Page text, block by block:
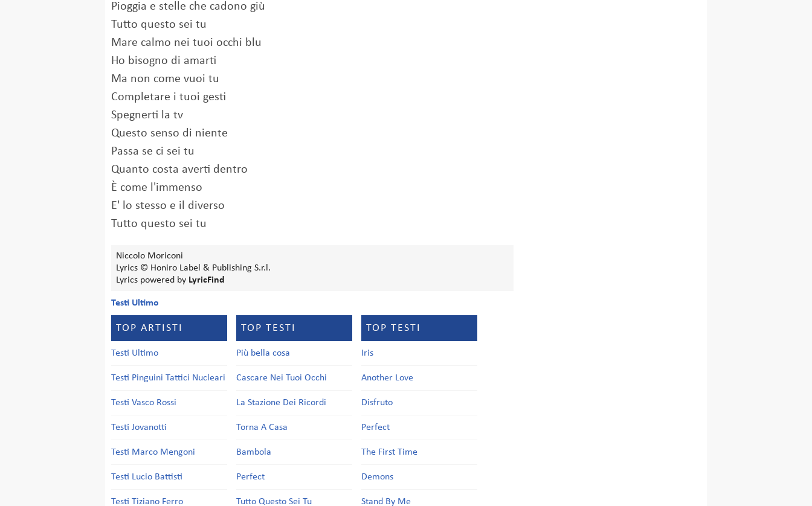
Pioggia e stelle che cadono giù
Tutto questo sei tu
Mare calmo nei tuoi occhi blu
Ho bisogno di amarti
Ma non come vuoi tu
Completare i tuoi gesti
Spegnerti la tv
Questo senso di niente
Passa se ci sei tu
Quanto costa averti dentro
È come l'immenso
E' lo stesso e il diverso
Tutto questo sei tu
Niccolo Moriconi
Lyrics © Honiro Label & Publishing S.r.l.
Lyrics powered by LyricFind
Testi Ultimo
TOP ARTISTI
Testi Ultimo
Testi Pinguini Tattici Nucleari
Testi Vasco Rossi
Testi Jovanotti
Testi Marco Mengoni
Testi Lucio Battisti
Testi Tiziano Ferro
TOP TESTI
Più bella cosa
Cascare Nei Tuoi Occhi
La Stazione Dei Ricordi
Torna A Casa
Bambola
Perfect
Tutto Questo Sei Tu
TOP TESTI
Iris
Another Love
Disfruto
Perfect
The First Time
Demons
Stand By Me